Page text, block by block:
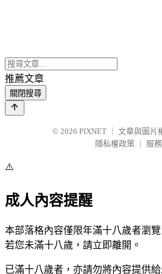
推薦文章
關閉搜尋
© 2026 PIXNET
文章與圖片
隱私權政策
服
⚠️
成人內容提醒
本部落格內容僅限年滿十八歲者瀏覽
若您未滿十八歲，請立即離開。
已滿十八歲者，亦請勿將內容提供給